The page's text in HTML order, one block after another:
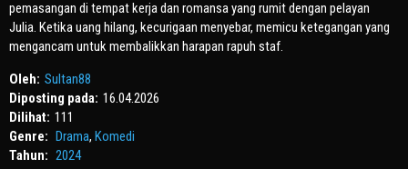
pemasangan di tempat kerja dan romansa yang rumit dengan pelayan
Julia. Ketika uang hilang, kecurigaan menyebar, memicu ketegangan yang
mengancam untuk membalikkan harapan rapuh staf.
Oleh: Sultan88
Diposting pada: 16.04.2026
Dilihat: 111
Genre:
Drama, Komedi
Tahun: 2024